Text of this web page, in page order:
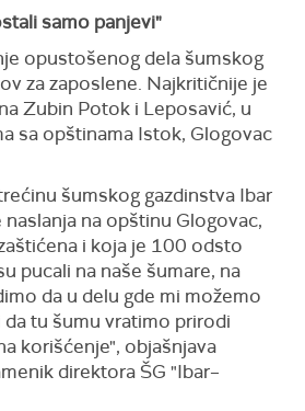
samo panjevi"
opustošenog dela šumskog
za zaposlene. Najkritičnije je
Zubin Potok i Leposavić, u
sa opštinama Istok, Glogovac
šumskog gazdinstva Ibar
na opštinu Glogovac,
i koja je 100 odsto
pucali na naše šumare, na
da u delu gde mi možemo
tu šumu vratimo prirodi
korišćenje", objašnjava
direktora ŠG "Ibar–